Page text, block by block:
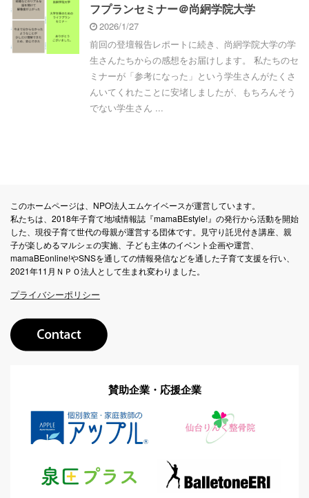
フプランセミナー＠尚絅学院大学
2026/1/27
前回の登壇報告レポートに続き、尚絅学院大学の学
生さんたちからの感想をお届けします。 私たちのセ
ミナーが「参考になった」という学生さんがたくさ
んいてくれたことに安堵しましたが、もちろんそう
でない学生さん ...
このホームページは、NPO法人エムケイベースが運営しています。
私たちは、2018年子育て地域情報誌『mamaBEstyle!』の発行から活動を開始
した、現役子育て世代の母親が運営する団体です。見守り託児付き講座、親
子が楽しめるマルシェの実施、子ども主体のイベント企画や運営、
mamaBEonline!やSNSを通しての情報発信などを通した子育て支援を行い、
2021年11月ＮＰＯ法人として生まれ変わりました。
プライバシーポリシー
賛助企業・応援企業